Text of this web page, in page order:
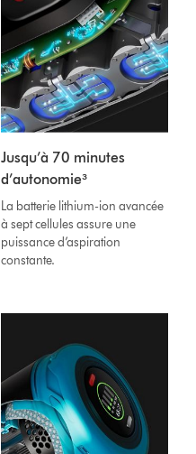
Jusqu’à 70 minutes
d’autonomie³
La batterie lithium-ion avancée
à sept cellules assure une
puissance d’aspiration
constante.